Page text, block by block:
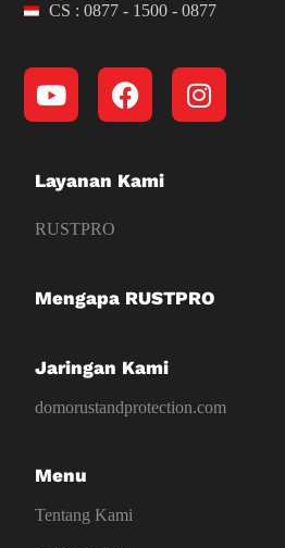
CS : 0877 - 1500 - 0877
Layanan Kami
RUSTPRO
Mengapa RUSTPRO
Jaringan Kami
domorustandprotection.com
Menu
Tentang Kami